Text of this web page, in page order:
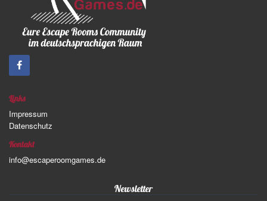
Links
Impressum
Datenschutz
Kontakt
info@escaperoomgames.de
Newsletter